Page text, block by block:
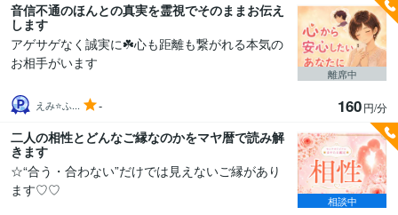
音信不通のほんとの真実を霊視でそのままお伝え
します
アゲサゲなく誠実に☘️心も距離も繋がれる本気の
お相手がいます
えみ⭐️ふ... - 160円/分
離席中
二人の相性とどんなご縁なのかをマヤ暦で読み解
きます
☆“合う・合わない”だけでは見えないご縁があり
ます♡♡
相談中